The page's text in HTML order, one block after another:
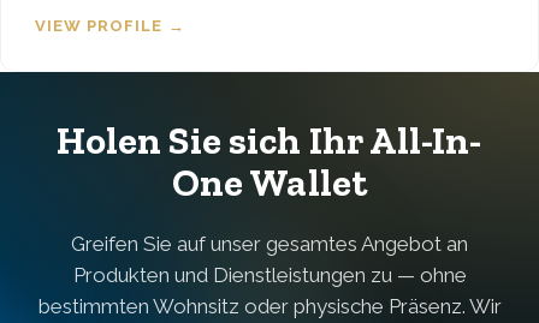
VIEW PROFILE →
Holen Sie sich Ihr All-In-
One Wallet
Greifen Sie auf unser gesamtes Angebot an
Produkten und Dienstleistungen zu — ohne
bestimmten Wohnsitz oder physische Präsenz. Wir